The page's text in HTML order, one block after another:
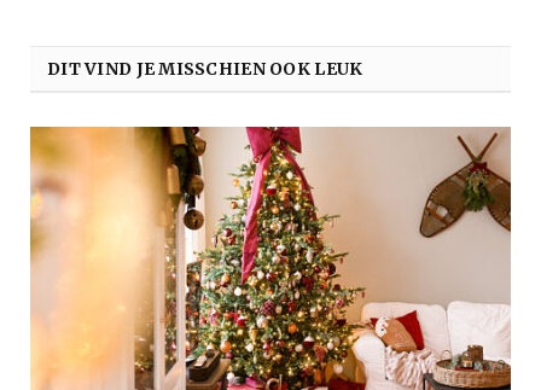
DIT VIND JE MISSCHIEN OOK LEUK